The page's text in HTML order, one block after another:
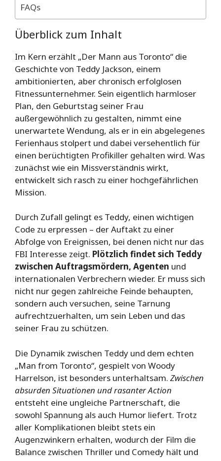
FAQs
Überblick zum Inhalt
Im Kern erzählt „Der Mann aus Toronto“ die
Geschichte von Teddy Jackson, einem
ambitionierten, aber chronisch erfolglosen
Fitnessunternehmer. Sein eigentlich harmloser
Plan, den Geburtstag seiner Frau
außergewöhnlich zu gestalten, nimmt eine
unerwartete Wendung, als er in ein abgelegenes
Ferienhaus stolpert und dabei versehentlich für
einen berüchtigten Profikiller gehalten wird. Was
zunächst wie ein Missverständnis wirkt,
entwickelt sich rasch zu einer hochgefährlichen
Mission.
Durch Zufall gelingt es Teddy, einen wichtigen
Code zu erpressen – der Auftakt zu einer
Abfolge von Ereignissen, bei denen nicht nur das
FBI Interesse zeigt. Plötzlich findet sich Teddy
zwischen Auftragsmördern, Agenten und
internationalen Verbrechern wieder. Er muss sich
nicht nur gegen zahlreiche Feinde behaupten,
sondern auch versuchen, seine Tarnung
aufrechtzuerhalten, um sein Leben und das
seiner Frau zu schützen.
Die Dynamik zwischen Teddy und dem echten
„Man from Toronto“, gespielt von Woody
Harrelson, ist besonders unterhaltsam. Zwischen
absurden Situationen und rasanter Action
entsteht eine ungleiche Partnerschaft, die
sowohl Spannung als auch Humor liefert. Trotz
aller Komplikationen bleibt stets ein
Augenzwinkern erhalten, wodurch der Film die
Balance zwischen Thriller und Comedy hält und